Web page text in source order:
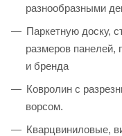
разнообразными
Паркетную доску,
размеров панелей,
и бренда
Ковролин с
ворсом.
Кварцвиниловые,